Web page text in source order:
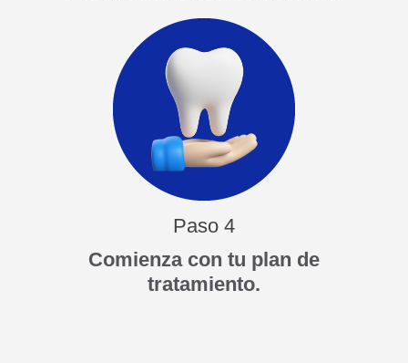
Paso 4
Comienza con tu plan de
tratamiento.